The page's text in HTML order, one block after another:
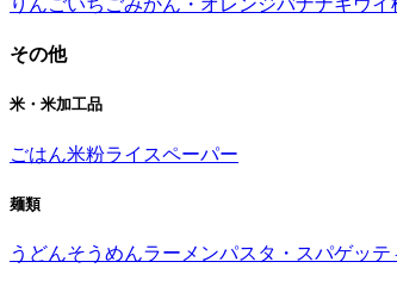
りんごいちごみかん・オレンジバナナキウイ
その他
米・米加工品
ごはん米粉ライスペーパー
麺類
うどんそうめんラーメンパスタ・スパゲッテ